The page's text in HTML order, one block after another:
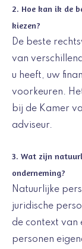
2. Hoe kan ik de
kiezen?
De beste
van
u heeft, uw
voorkeuren.
bij de Kamer
adviseur.
3. Wat zijn
onderneming?
Natuurlijke
juridische
de context van
personen